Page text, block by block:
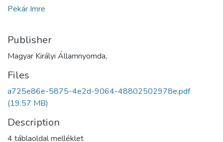
Pekár Imre
Publisher
Magyar Királyi Államnyomda,
Files
a725e86e-5875-4e2d-9064-48802502978e.pdf
(19.57 MB)
Description
4 táblaoldal melléklet